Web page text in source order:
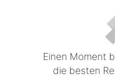
Einen Moment
die besten